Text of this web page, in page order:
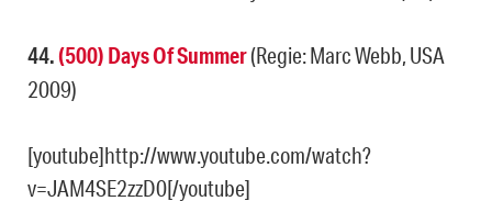
44.(500) Days Of Summer(Regie: Marc Webb, USA
2009)
[youtube]http://www.youtube.com/watch?
v=JAM4SE2zzD0[/youtube]